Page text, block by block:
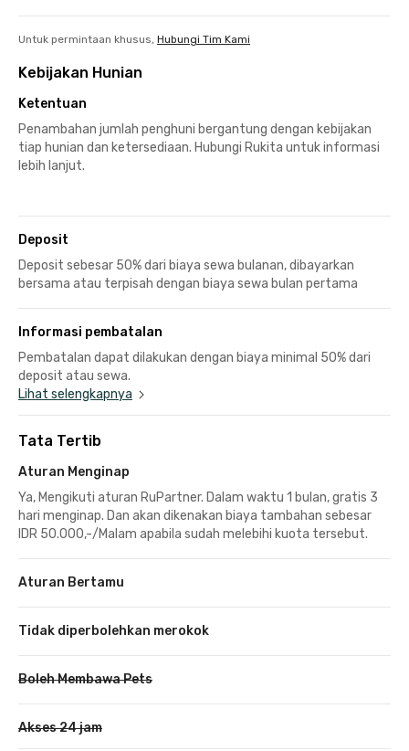
Untuk permintaan khusus, Hubungi Tim Kami
Kebijakan Hunian
Ketentuan
Penambahan jumlah penghuni bergantung dengan kebijakan
tiap hunian dan ketersediaan. Hubungi Rukita untuk informasi
lebih lanjut.
Deposit
Deposit sebesar 50% dari biaya sewa bulanan, dibayarkan
bersama atau terpisah dengan biaya sewa bulan pertama
Informasi pembatalan
Pembatalan dapat dilakukan dengan biaya minimal 50% dari
deposit atau sewa.
Lihat selengkapnya
Tata Tertib
Aturan Menginap
Ya, Mengikuti aturan RuPartner. Dalam waktu 1 bulan, gratis 3
hari menginap. Dan akan dikenakan biaya tambahan sebesar
IDR 50.000,-/Malam apabila sudah melebihi kuota tersebut.
Aturan Bertamu
Tidak diperbolehkan merokok
Boleh Membawa Pets
Akses 24 jam